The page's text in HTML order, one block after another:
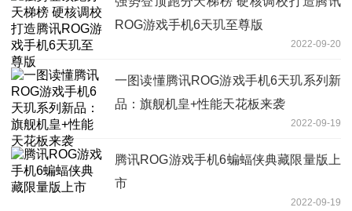
ROG游戏手机6天玑至尊版
2022-09-20
一图读懂腾讯ROG游戏手机6天玑系列新
品：旗舰机皇+性能天花板来袭
2022-09-19
腾讯ROG游戏手机6蝙蝠侠典藏限量版上
市
2022-09-19